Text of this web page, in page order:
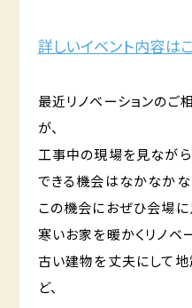
詳しいイベント内容はこ
最近リノベーションのご
が、
工事中の現場を見なが
できる機会はなかなかな
この機会におぜひ会場に
寒いお家を暖かくリノベ
古い建物を丈夫にして
ど、